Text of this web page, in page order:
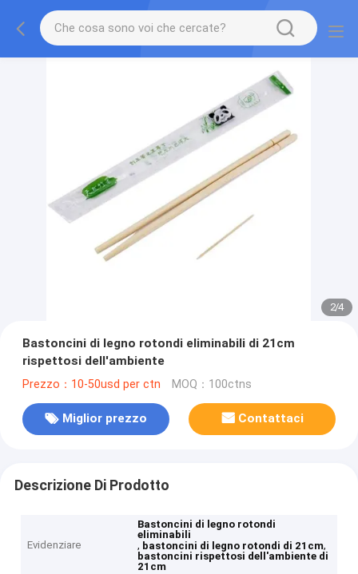
2/4
Bastoncini di legno rotondi eliminabili di 21cm
rispettosi dell'ambiente
Prezzo：10-50usd per ctn MOQ：100ctns
Miglior prezzo Contattaci
Descrizione Di Prodotto
Evidenziare
Bastoncini di legno rotondi
eliminabili
, bastoncini di legno rotondi di 21cm,
bastoncini rispettosi dell'ambiente di
21cm